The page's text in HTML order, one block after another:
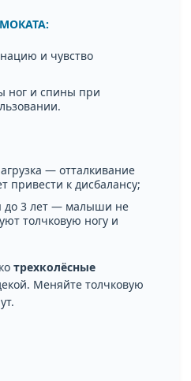
и чувство
ног и спины при
— отталкивание
привести к дисбалансу;
до 3 лет — малыши не
толчковую ногу и
трехколёсные
Меняйте толчковую